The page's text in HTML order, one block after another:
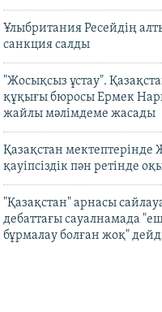
Ұлыбритания Ресейдің
санкция салды
"Жосықсыз ұстау".
құқығы бюросы Ермек
жайлы мәлімдеме жасады
Қазақстан
қауіпсіздік пән ретінде
"Қазақстан" арнасы
дебаттағы сауалнамада
бұрмалау болған жоқ"